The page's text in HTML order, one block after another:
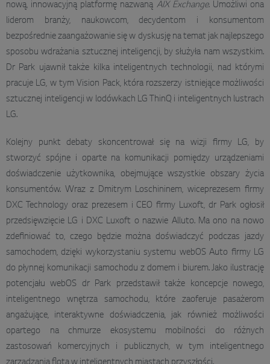
nową, innowacyjną platformę nazwaną AIX Exchange. Umożliwi ona
liderom branży, naukowcom, decydentom i konsumentom
bezpośrednie zaangażowanie się w dyskusję na temat jak najlepszego
sposobu wdrażania sztucznej inteligencji, by służyła nam wszystkim.
Dr Park ujawnił także kilka inteligentnych technologii, nad którymi
pracuje LG, w tym Vision Pack, która rozszerzy istniejące możliwości
sztucznej inteligencji w lodówkach LG ThinQ i inteligentnych lustrach
LG.
Kolejny punkt debaty skoncentrował się na wizji firmy LG, by
stworzyć spójne i oparte na komunikacji pomiędzy urządzeniami
doświadczenie użytkownika, obejmujące wszystkie obszary życia
konsumentów. Wraz z Dmitrym Loschininem, wiceprezesem firmy
DXC Technology oraz prezesem i CEO firmy Luxoft, dr Park ogłosił
przedsięwzięcie LG i DXC Luxoft o nazwie Alluto. Ma ono na nowo
zdefiniować to, czego będzie można doświadczyć podczas jazdy
samochodem, dzięki wykorzystaniu systemu webOS Auto firmy LG
do płynnej komunikacji samochodu z domem i biurem. Jako ilustrację
potencjału webOS dr Park przedstawił także koncepcje nowego,
inteligentnego wnętrza samochodu, które zaoferuje pasażerom
angażujące, interaktywne doświadczenia, jak również możliwości
opartego na chmurze ekosystemu mobilności do różnych
zastosowań komercyjnych i publicznych, w tym inteligentnego